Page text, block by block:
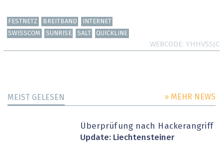
FESTNETZ BREITBAND
INTERNET
SWISSCOM
SUNRISE SALT QUICKLINE
WEBCODE YHHVSSJC
MEIST GELESEN » MEHR NEWS
Überprüfung nach Hackerangriff
Update: Liechtensteiner